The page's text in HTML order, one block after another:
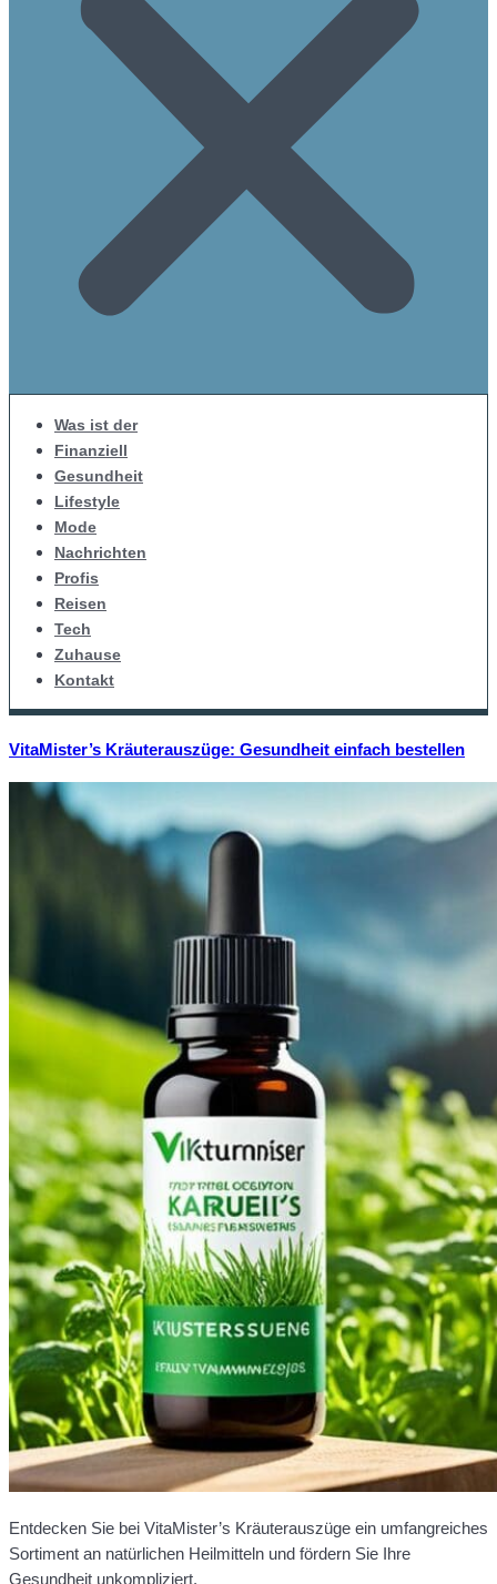
Was ist der
Finanziell
Gesundheit
Lifestyle
Mode
Nachrichten
Profis
Reisen
Tech
Zuhause
Kontakt
VitaMister’s Kräuterauszüge: Gesundheit einfach bestellen
Entdecken Sie bei VitaMister’s Kräuterauszüge ein umfangreiches
Sortiment an natürlichen Heilmitteln und fördern Sie Ihre
Gesundheit unkompliziert.